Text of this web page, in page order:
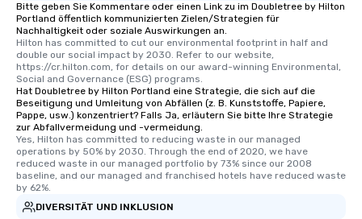
Bitte geben Sie Kommentare oder einen Link zu im Doubletree by Hilton
Portland öffentlich kommunizierten Zielen/Strategien für
Nachhaltigkeit oder soziale Auswirkungen an.
Hilton has committed to cut our environmental footprint in half and
double our social impact by 2030. Refer to our website,
https://cr.hilton.com, for details on our award-winning Environmental,
Social and Governance (ESG) programs.
Hat Doubletree by Hilton Portland eine Strategie, die sich auf die
Beseitigung und Umleitung von Abfällen (z. B. Kunststoffe, Papiere,
Pappe, usw.) konzentriert? Falls Ja, erläutern Sie bitte Ihre Strategie
zur Abfallvermeidung und -vermeidung.
Yes, Hilton has committed to reducing waste in our managed
operations by 50% by 2030. Through the end of 2020, we have
reduced waste in our managed portfolio by 73% since our 2008
baseline, and our managed and franchised hotels have reduced waste
by 62%.
DIVERSITÄT UND INKLUSION